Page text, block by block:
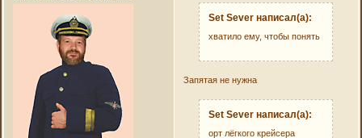
Set Sever написал(а):
хватило ему, чтобы понять
Запятая не нужна
Set Sever написал(а):
орт лёгкого крейсера